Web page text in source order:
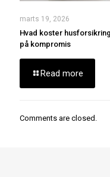
marts 19, 2026
Hvad koster
på kompromis
Read more
Comments are closed.